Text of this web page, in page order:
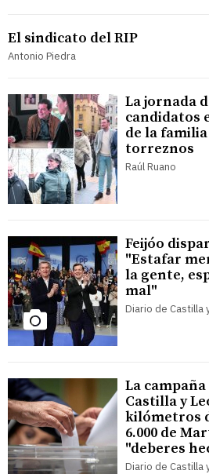
El sindicato del RIP
Antonio Piedra
La jornada
candidatos
de la
torreznos
Raúl Ruano
Feijóo
"Estafar
la gente,
mal"
Diario de Castilla
La
Castilla y
kilómetros
6.000 de
"deberes
Diario de Castilla